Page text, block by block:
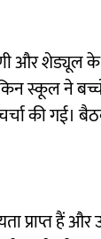
और
ने बच्चों
की गई।
प्राप्त हैं